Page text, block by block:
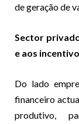
de geração de
Sector
e aos
Do lado
financeiro
produtivo,